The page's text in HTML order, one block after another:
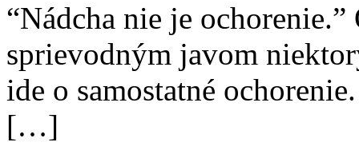
“Nádcha nie je
sprievodným javom
ide o samostatné
[…]